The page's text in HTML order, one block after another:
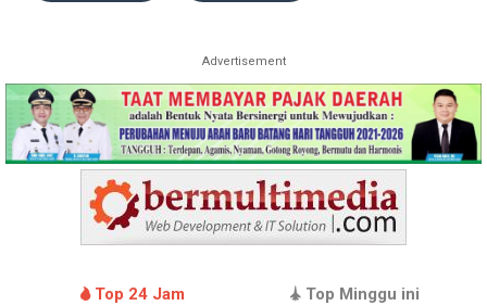
Advertisement
Top 24 Jam Top Minggu ini